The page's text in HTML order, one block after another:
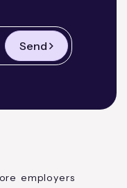
Send
employers